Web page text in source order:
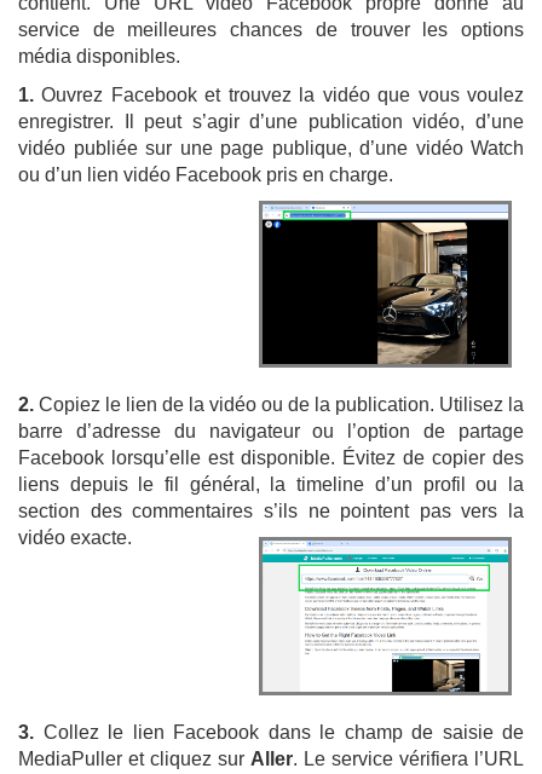
service de meilleures chances de trouver les options
média disponibles.
1. Ouvrez Facebook et trouvez la vidéo que vous voulez
enregistrer. Il peut s’agir d’une publication vidéo, d’une
vidéo publiée sur une page publique, d’une vidéo Watch
ou d’un lien vidéo Facebook pris en charge.
2. Copiez le lien de la vidéo ou de la publication. Utilisez la
barre d’adresse du navigateur ou l’option de partage
Facebook lorsqu’elle est disponible. Évitez de copier des
liens depuis le fil général, la timeline d’un profil ou la
section des commentaires s’ils ne pointent pas vers la
vidéo exacte.
3. Collez le lien Facebook dans le champ de saisie de
MediaPuller et cliquez sur Aller. Le service vérifiera l’URL